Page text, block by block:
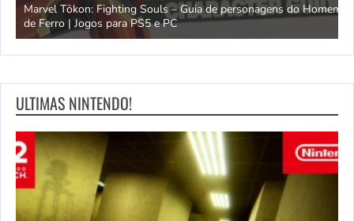
Marvel Tōkon: Fighting Souls – Guia de personagens do Homem
de Ferro | Jogos para PS5 e PC
ULTIMAS NINTENDO!